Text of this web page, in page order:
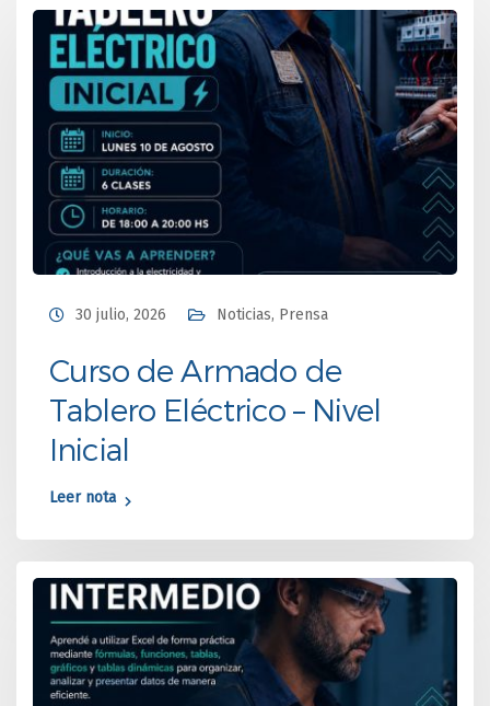
30 julio, 2026 Noticias, Prensa
Curso de Armado de
Tablero Eléctrico – Nivel
Inicial
Leer nota